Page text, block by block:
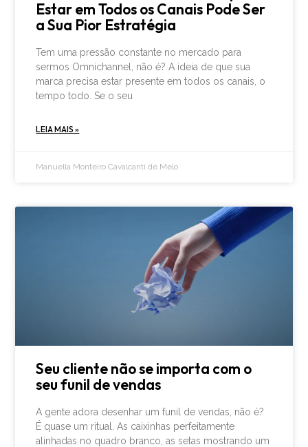
Estar em Todos os Canais Pode Ser
a Sua Pior Estratégia
Tem uma pressão constante no mercado para
sermos Omnichannel, não é? A ideia de que sua
marca precisa estar presente em todos os canais, o
tempo todo. Se o seu
LEIA MAIS »
Manuella Monteiro Cavalcanti de Melo
Seu cliente não se importa com o
seu funil de vendas
A gente adora desenhar um funil de vendas, não é?
É quase um ritual. As caixinhas perfeitamente
alinhadas no quadro branco, as setas mostrando um